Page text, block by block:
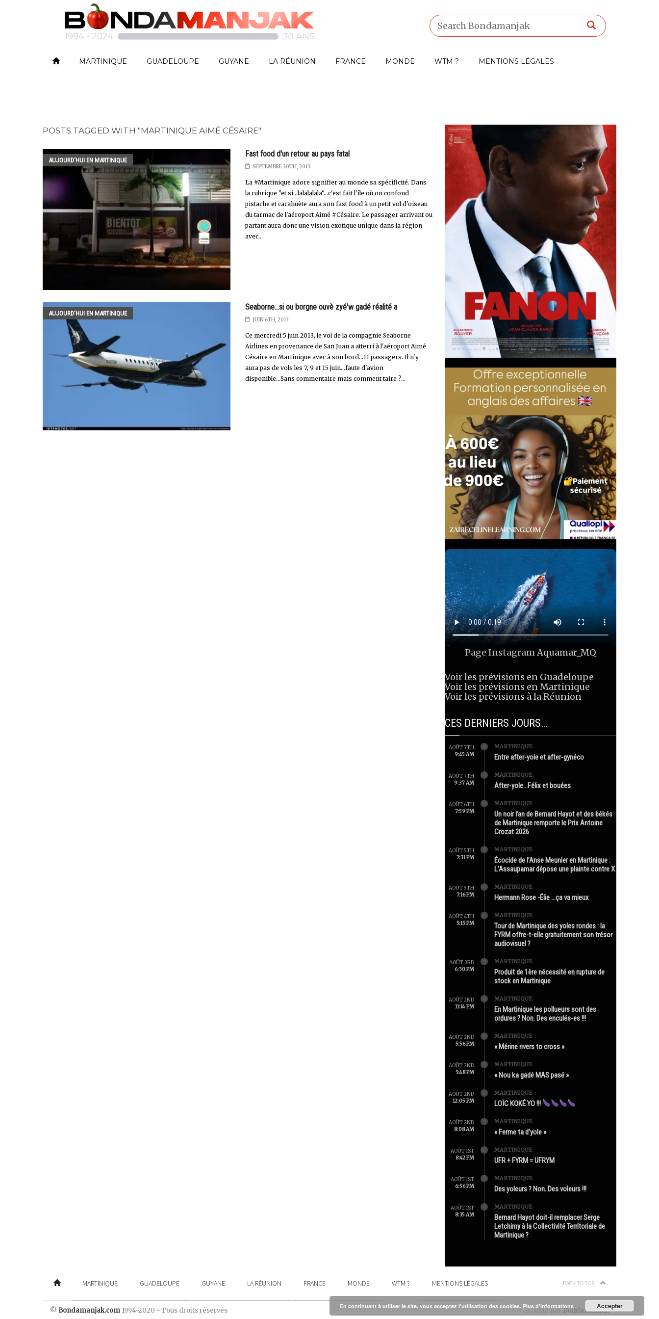
MARTINIQUE GUADELOUPE GUYANE LA RÉUNION FRANCE MONDE WTM ? MENTIONS LÉGALES
POSTS TAGGED WITH "MARTINIQUE AIMÉ CÉSAIRE"
AUJOURD'HUI EN MARTINIQUE
Fast food d'un retour au pays fatal
SEPTEMBRE 30TH, 2013
La #Martinique adore signifier au monde sa spécificité. Dans
la rubrique "et si...lalalalala"...c'est fait l'île où on confond
pistache et cacahuète aura son fast food à un petit vol d'oiseau
du tarmac de l'aéroport Aimé #Césaire. Le passager arrivant ou
partant aura donc une vision exotique unique dans la région
avec...
AUJOURD'HUI EN MARTINIQUE
Seaborne...si ou borgne ouvè zyé'w gadé réalité a
JUIN 6TH, 2013
Ce mercredi 5 juin 2013, le vol de la compagnie Seaborne
Airlines en provenance de San Juan a atterri à l'aéroport Aimé
Césaire en Martinique avec à son bord...11 passagers. Il n'y
aura pas de vols les 7, 9 et 15 juin...faute d'avion
disponible...Sans commentaire mais comment taire ?...
Page InstagramAquamar_MQ
Voir les prévisions en Guadeloupe
Voir les prévisions en Martinique
Voir les prévisions à la Réunion
CES DERNIERS JOURS…
AOÛT 7TH
9:45 AM
MARTINIQUE
Entre after-yole et after-gynéco
AOÛT 7TH
9:37 AM
MARTINIQUE
After-yole…Félix et bouées
AOÛT 6TH
7:59 PM
MARTINIQUE
Un noir fan de Bernard Hayot et des békés
de Martinique remporte le Prix Antoine
Crozat 2026
AOÛT 5TH
7:31 PM
MARTINIQUE
Écocide de l’Anse Meunier en Martinique :
L’Assaupamar dépose une plainte contre X
AOÛT 5TH
7:16 PM
MARTINIQUE
Hermann Rose -Élie …ça va mieux
AOÛT 4TH
5:15 PM
MARTINIQUE
Tour de Martinique des yoles rondes : la
FYRM offre-t-elle gratuitement son trésor
audiovisuel ?
AOÛT 3RD
6:30 PM
MARTINIQUE
Produit de 1ère nécessité en rupture de
stock en Martinique
AOÛT 2ND
11:14 PM
MARTINIQUE
En Martinique les pollueurs sont des
ordures ? Non. Des enculés-es !!!
AOÛT 2ND
5:56 PM
MARTINIQUE
« Mérine rivers to cross »
AOÛT 2ND
5:48 PM
MARTINIQUE
« Nou ka gadé MAS pasé »
AOÛT 2ND
12:05 PM
MARTINIQUE
LOÏC KOKÉ YO !!!
AOÛT 2ND
8:08 AM
MARTINIQUE
« Ferme ta d’yole »
AOÛT 1ST
8:42 PM
MARTINIQUE
UFR + FYRM = UFRYM
AOÛT 1ST
6:56 PM
MARTINIQUE
Des yoleurs ? Non. Des voleurs !!!
AOÛT 1ST
8:35 AM
MARTINIQUE
Bernard Hayot doit-il remplacer Serge
Letchimy à la Collectivité Territoriale de
Martinique ?
MARTINIQUE GUADELOUPE GUYANE LA RÉUNION FRANCE MONDE WTM ? MENTIONS LÉGALES BACK TO TOP
© Bondamanjak.com 1994-2020 - Tous droits réservés Produit parBondamanjak
En continuant à utiliser le site, vous acceptez l’utilisation des cookies. Plus d’informations Accepter